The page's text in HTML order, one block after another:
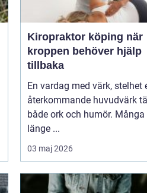
Kiropraktor köping när
kroppen behöver hjälp
tillbaka
En vardag med värk, stelhet
återkommande huvudvärk
både ork och humör. Många
länge ...
03 maj 2026